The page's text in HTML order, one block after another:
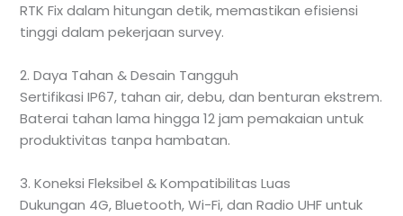
RTK Fix dalam hitungan detik, memastikan efisiensi
tinggi dalam pekerjaan survey.
2. Daya Tahan & Desain Tangguh
Sertifikasi IP67, tahan air, debu, dan benturan ekstrem.
Baterai tahan lama hingga 12 jam pemakaian untuk
produktivitas tanpa hambatan.
3. Koneksi Fleksibel & Kompatibilitas Luas
Dukungan 4G, Bluetooth, Wi-Fi, dan Radio UHF untuk